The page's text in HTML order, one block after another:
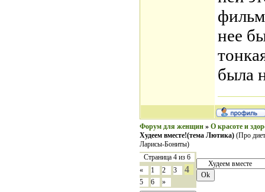
нее
была
Форум для женщин » О красоте и
Худеем вместе!(тема Лютика) (Про
Ларисы-Бониты)
Страница 4 из 6
«
1 2 3 4
5 6 »